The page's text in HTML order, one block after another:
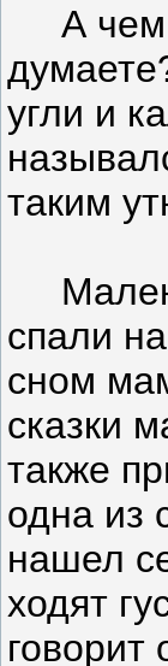
А чем
угли и
таким
спали
сном
сказки
также
одна из
нашел
ходят
говорит